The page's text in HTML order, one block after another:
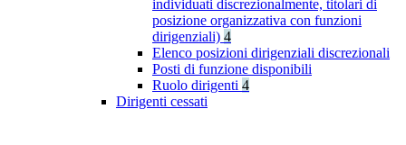
individuati discrezionalmente, titolari di
posizione organizzativa con funzioni
dirigenziali) 4
Elenco posizioni dirigenziali discrezionali
Posti di funzione disponibili
Ruolo dirigenti 4
Dirigenti cessati